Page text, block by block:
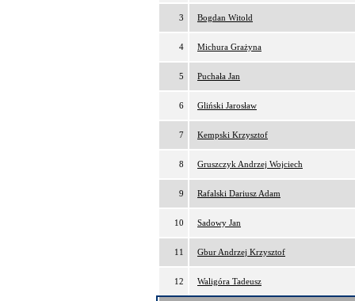
3 Bogdan Witold
4 Michura Grażyna
5 Puchała Jan
6 Gliński Jarosław
7 Kempski Krzysztof
8 Gruszczyk Andrzej Wojciech
9 Rafalski Dariusz Adam
10 Sadowy Jan
11 Gbur Andrzej Krzysztof
12 Waligóra Tadeusz